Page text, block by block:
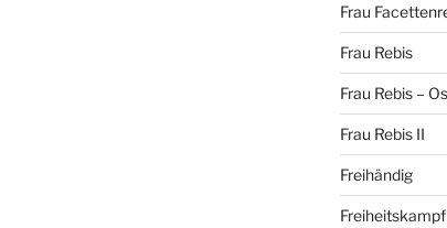
Frau
Frau Rebis
Frau Rebis –
Frau Rebis II
Freihändig
Freiheitskampf